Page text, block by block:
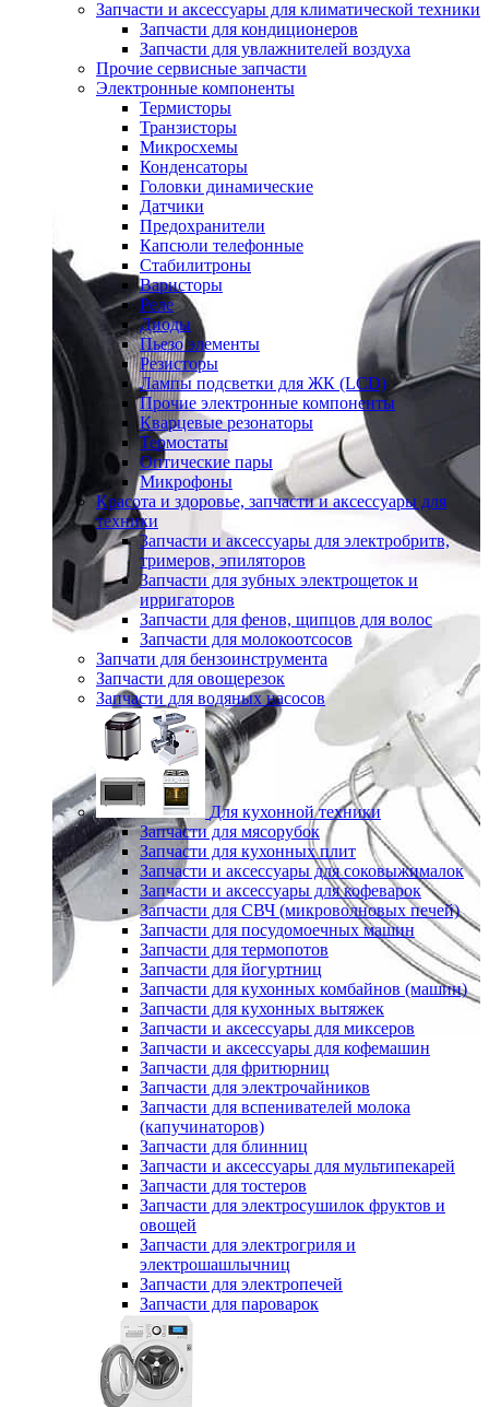
Запчасти и аксессуары для климатической техники
Запчасти для кондиционеров
Запчасти для увлажнителей воздуха
Прочие сервисные запчасти
Электронные компоненты
Термисторы
Транзисторы
Микросхемы
Конденсаторы
Головки динамические
Датчики
Предохранители
Капсюли телефонные
Стабилитроны
Варисторы
Реле
Диоды
Пьезо элементы
Резисторы
Лампы подсветки для ЖК (LCD)
Прочие электронные компоненты
Кварцевые резонаторы
Термостаты
Оптические пары
Микрофоны
Красота и здоровье, запчасти и аксессуары для
техники
Запчасти и аксессуары для электробритв,
тримеров, эпиляторов
Запчасти для зубных электрощеток и
ирригаторов
Запчасти для фенов, щипцов для волос
Запчасти для молокоотсосов
Запчати для бензоинструмента
Запчасти для овощерезок
Запчасти для водяных насосов
Для кухонной техники
Запчасти для мясорубок
Запчасти для кухонных плит
Запчасти и аксессуары для соковыжималок
Запчасти и аксессуары для кофеварок
Запчасти для СВЧ (микроволновых печей)
Запчасти для посудомоечных машин
Запчасти для термопотов
Запчасти для йогуртниц
Запчасти для кухонных комбайнов (машин)
Запчасти для кухонных вытяжек
Запчасти и аксессуары для миксеров
Запчасти и аксессуары для кофемашин
Запчасти для фритюрниц
Запчасти для электрочайников
Запчасти для вспенивателей молока
(капучинаторов)
Запчасти для блинниц
Запчасти и аксессуары для мультипекарей
Запчасти для тостеров
Запчасти для электросушилок фруктов и
овощей
Запчасти для электрогриля и
электрошашлычниц
Запчасти для электропечей
Запчасти для пароварок